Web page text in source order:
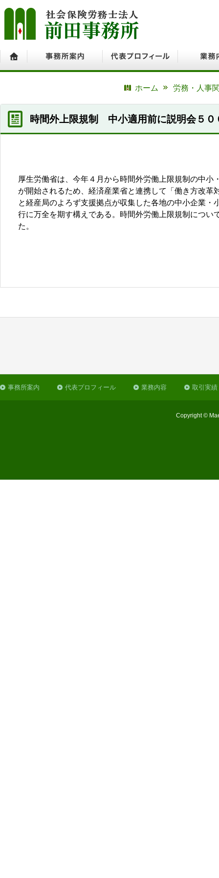
ホーム
労務・人事
時間外上限規制 中小適用前に説明会５
厚生労働省は、今年４月から時間外労働上限規制の中
が開始されるため、経済産業省と連携して「働き方改
と経産局のよろず支援拠点が収集した各地の中小企業
行に万全を期す構えである。時間外労働上限規制につ
た。
事務所案内 代表プロフィール 業務内容 取引実績
Copyright ©